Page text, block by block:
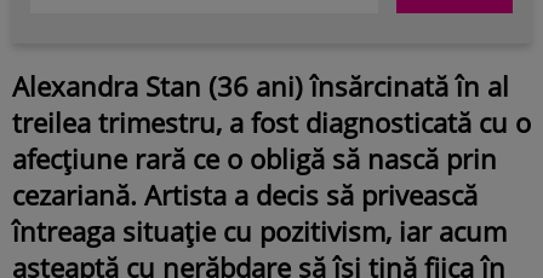
Alexandra Stan (36 ani) însărcinată în al
treilea trimestru, a fost diagnosticată cu o
afecțiune rară ce o obligă să nască prin
cezariană. Artista a decis să privească
întreaga situație cu pozitivism, iar acum
așteaptă cu nerăbdare să își țină fiica în